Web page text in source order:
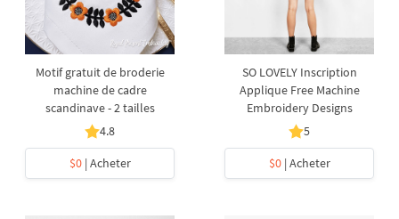
Motif gratuit de broderie
machine de cadre
scandinave - 2 tailles
4.8
$0| Acheter
SO LOVELY Inscription
Applique Free Machine
Embroidery Designs
5
$0| Acheter